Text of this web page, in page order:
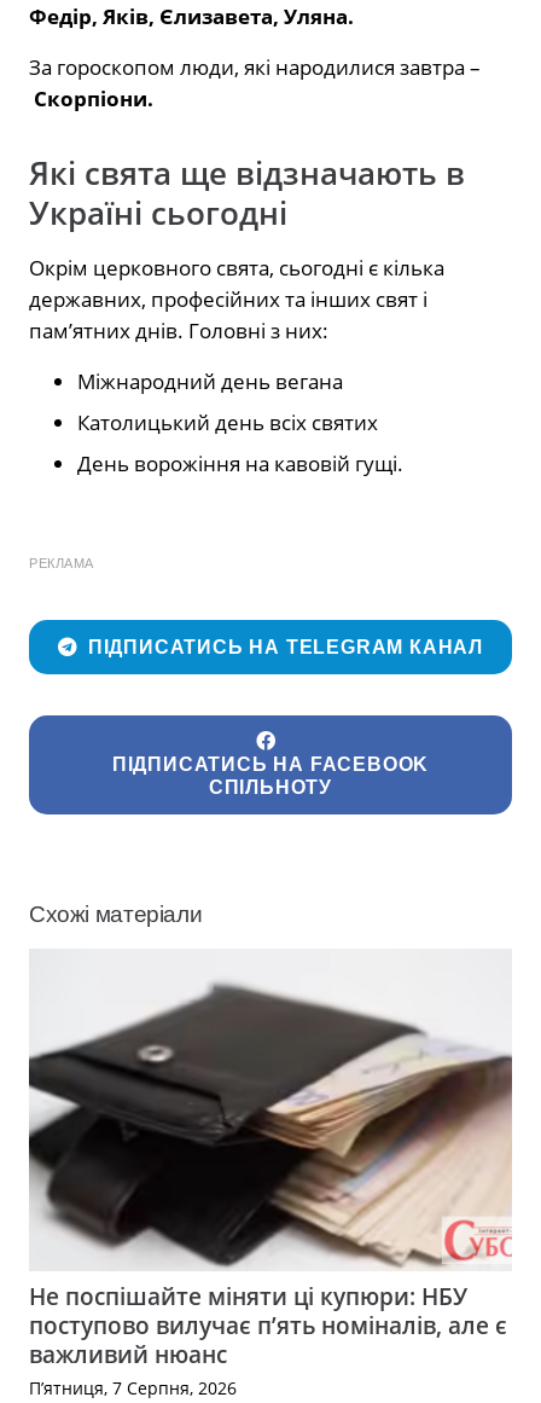
Федір, Яків, Єлизавета, Уляна.
За гороскопом люди, які народилися завтра –
Скорпіони.
Які свята ще відзначають в
Україні сьогодні
Окрім церковного свята, сьогодні є кілька
державних, професійних та інших свят і
пам’ятних днів. Головні з них:
Міжнародний день вегана
Католицький день всіх святих
День ворожіння на кавовій гущі.
РЕКЛАМА
ПІДПИСАТИСЬ НА TELEGRAM КАНАЛ
ПІДПИСАТИСЬ НА FACEBOOK
СПІЛЬНОТУ
Схожі матеріали
Не поспішайте міняти ці купюри: НБУ
поступово вилучає п’ять номіналів, але є
важливий нюанс
П’ятниця, 7 Серпня, 2026